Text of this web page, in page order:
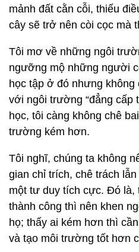
mảnh đất cằn cỗi, thiếu
cây sẽ trở nên còi cọc mà
Tôi mơ về những ngôi
ngưỡng mộ những người
học tập ở đó nhưng
với ngôi trường “đẳng cấp
học, tôi càng không chê
trường kém hơn.
Tôi nghĩ, chúng ta không
gian chỉ trích, chê trách
một tư duy tích cực. Đó là,
thành công thì nên khen
họ; thấy ai kém hơn thì
và tạo môi trường tốt hơn